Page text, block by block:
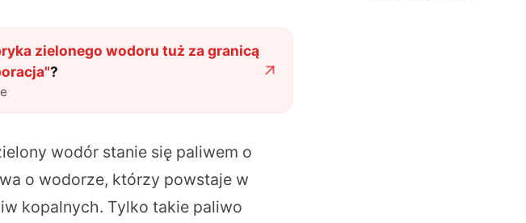
zielonego wodoru tuż za granicą
"?
wodór stanie się paliwem o
o wodorze, którzy powstaje w
kopalnych. Tylko takie paliwo